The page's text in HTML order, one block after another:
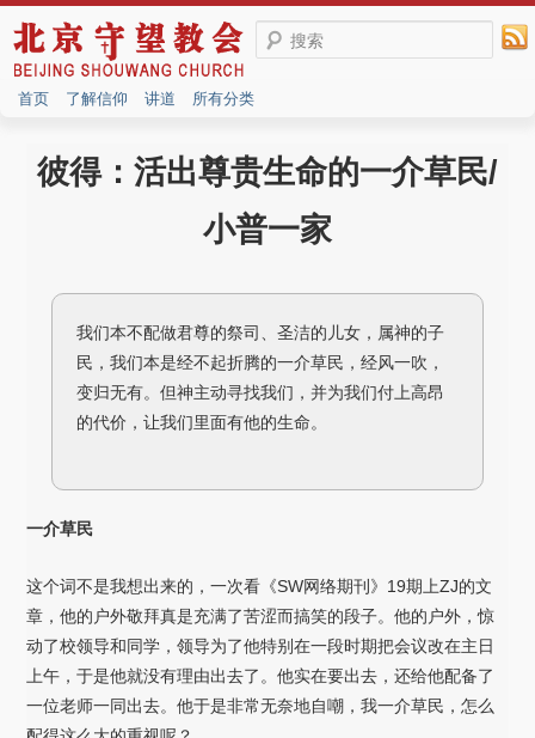
搜索
首页 了解信仰 讲道 所有分类
彼得：活出尊贵生命的一介草民/
小普一家
我们本不配做君尊的祭司、圣洁的儿女，属神的子
民，我们本是经不起折腾的一介草民，经风一吹，
变归无有。但神主动寻找我们，并为我们付上高昂
的代价，让我们里面有他的生命。
一介草民
这个词不是我想出来的，一次看《SW网络期刊》19期上ZJ的文
章，他的户外敬拜真是充满了苦涩而搞笑的段子。他的户外，惊
动了校领导和同学，领导为了他特别在一段时期把会议改在主日
上午，于是他就没有理由出去了。他实在要出去，还给他配备了
一位老师一同出去。他于是非常无奈地自嘲，我一介草民，怎么